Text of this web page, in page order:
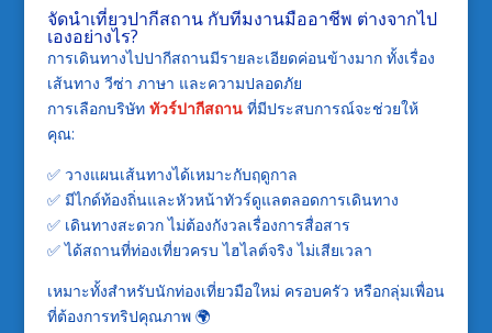
จัดนำเที่ยวปากีสถาน กับทีมงานมืออาชีพ ต่างจากไป
เองอย่างไร?
การเดินทางไปปากีสถานมีรายละเอียดค่อนข้างมาก ทั้งเรื่อง
เส้นทาง วีซ่า ภาษา และความปลอดภัย
การเลือกบริษัท ทัวร์ปากีสถานที่มีประสบการณ์จะช่วยให้
คุณ:
✅ วางแผนเส้นทางได้เหมาะกับฤดูกาล
✅ มีไกด์ท้องถิ่นและหัวหน้าทัวร์ดูแลตลอดการเดินทาง
✅ เดินทางสะดวก ไม่ต้องกังวลเรื่องการสื่อสาร
✅ ได้สถานที่ท่องเที่ยวครบ ไฮไลต์จริง ไม่เสียเวลา
เหมาะทั้งสำหรับนักท่องเที่ยวมือใหม่ ครอบครัว หรือกลุ่มเพื่อน
ที่ต้องการทริปคุณภาพ 🌍